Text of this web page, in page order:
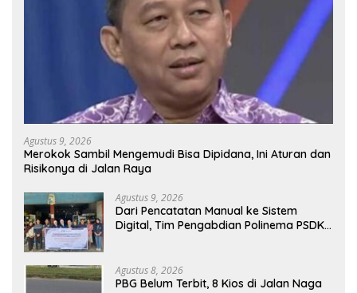
Agustus 9, 2026
Merokok Sambil Mengemudi Bisa Dipidana, Ini Aturan dan
Risikonya di Jalan Raya
Agustus 9, 2026
Dari Pencatatan Manual ke Sistem
Digital, Tim Pengabdian Polinema PSDKU
Agustus 8, 2026
PBG Belum Terbit, 8 Kios di Jalan Naga